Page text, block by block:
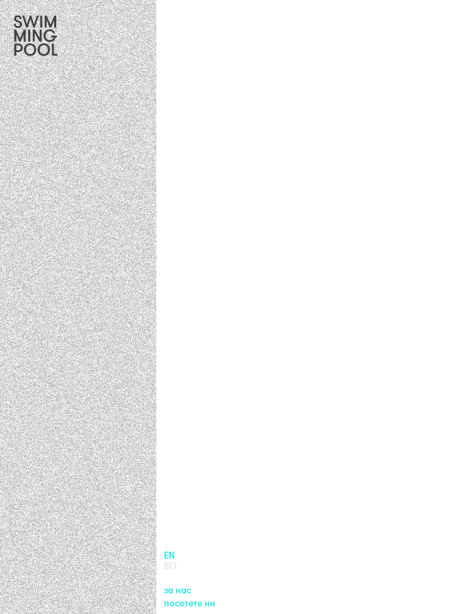
EN
BG
за нас
посетете ни